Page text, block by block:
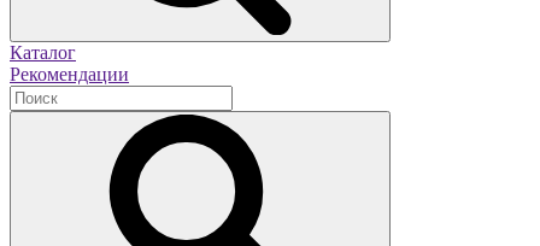
Каталог
Рекомендации